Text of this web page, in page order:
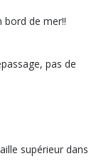
bord de mer!!
pas de
supérieur dans